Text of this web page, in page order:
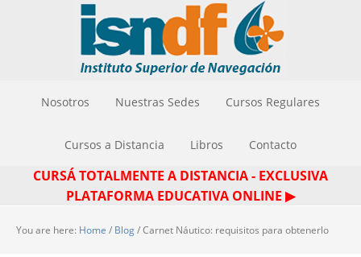
Nosotros Nuestras Sedes Cursos Regulares
Cursos a Distancia Libros Contacto
CURSÁ TOTALMENTE A DISTANCIA - EXCLUSIVA
PLATAFORMA EDUCATIVA ONLINE ▶
You are here: Home / Blog/Carnet Náutico: requisitos para obtenerlo